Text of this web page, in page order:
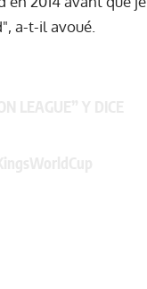
a-t-il avoué.